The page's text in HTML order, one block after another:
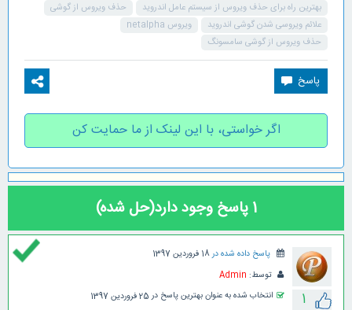
بهترین راه برای حذف ویروس از سیستم عامل اندروید
حذف ویروس از گوشی
علائم ویروسی شدن گوشی اندروید
ویروس netalpha
حذف ویروس از گوشی سامسونگ
اگر خواستی، با این لینک از ما حمایت کن
1پاسخ وجود دارد(حل شده)
1
پاسخ داده شده در18 فروردین 1397
توسط: Admin
انتخاب شده به عنوان بهترین پاسخ در 25 فروردین 1397